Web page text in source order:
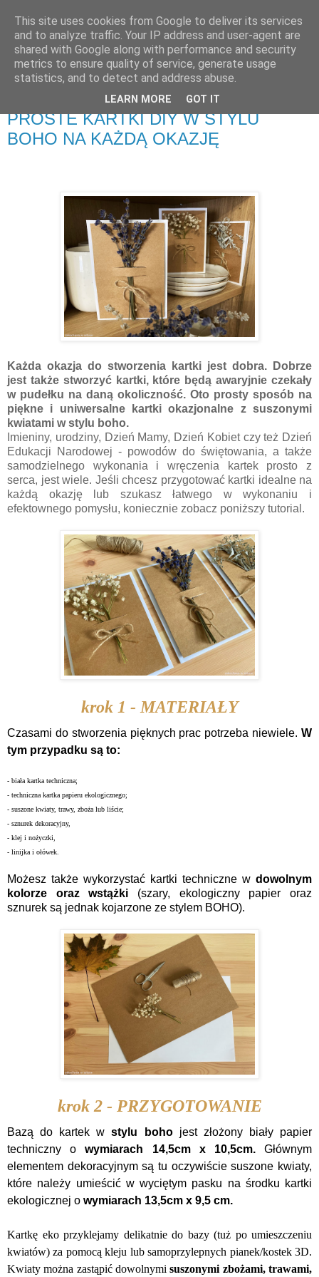
Zakochana w sztuce
Kreatywny blog z ogromną bazą pomysłów DIY i nie tylko.
wtorek, 12 października 2021
PROSTE KARTKI DIY W STYLU
BOHO NA KAŻDĄ OKAZJĘ
Każda okazja do stworzenia kartki jest dobra. Dobrze
jest także stworzyć kartki, które będą awaryjnie czekały
w pudełku na daną okoliczność. Oto prosty sposób na
piękne i uniwersalne kartki okazjonalne z suszonymi
kwiatami w stylu boho.
Imieniny, urodziny, Dzień Mamy, Dzień Kobiet czy też Dzień
Edukacji Narodowej - powodów do świętowania, a także
samodzielnego wykonania i wręczenia kartek prosto z
serca, jest wiele. Jeśli chcesz przygotować kartki idealne na
każdą okazję lub szukasz łatwego w wykonaniu i
efektownego pomysłu, koniecznie zobacz poniższy tutorial.
krok 1 - MATERIAŁY
Czasami do stworzenia pięknych prac potrzeba niewiele. W
tym przypadku są to:
- biała kartka techniczna;
- techniczna kartka papieru ekologicznego;
- suszone kwiaty, trawy, zboża lub liście;
- sznurek dekoracyjny,
- klej i nożyczki,
- linijka i ołówek.
Możesz także wykorzystać kartki techniczne w dowolnym
kolorze oraz wstążki (szary, ekologiczny papier oraz
sznurek są jednak kojarzone ze stylem BOHO).
krok 2 - PRZYGOTOWANIE
Bazą do kartek wstylu bohojest złożony biały papier
techniczny owymiarach 14,5cm x 10,5cm.Głównym
elementem dekoracyjnym są tu oczywiście suszone kwiaty,
które należy umieścić w wyciętym pasku na środku kartki
ekologicznej o wymiarach 13,5cm x 9,5 cm.
Kartkę eko przyklejamy delikatnie do bazy (tuż po umieszczeniu
kwiatów) za pomocą kleju lub samoprzylepnych pianek/kostek 3D.
Kwiaty można zastąpić dowolnymisuszonymi zbożami, trawami,
This site uses cookies from Google to deliver its services
and to analyze traffic. Your IP address and user-agent are
shared with Google along with performance and security
metrics to ensure quality of service, generate usage
statistics, and to detect and address abuse.
LEARN MORE GOT IT